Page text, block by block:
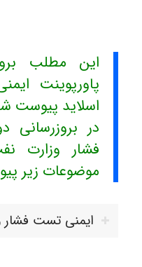
این مطلب
اسلاید پیوست
در
موضوعات زیر
ایمنی تست فشار